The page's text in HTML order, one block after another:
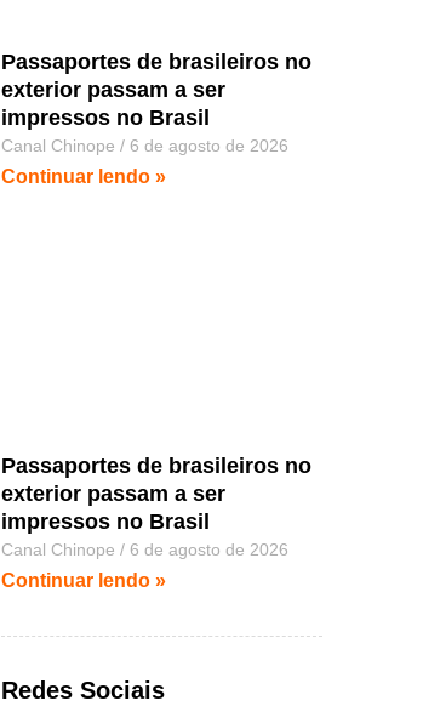
Passaportes de brasileiros no
exterior passam a ser
impressos no Brasil
Canal Chinope 6 de agosto de 2026
Continuar lendo »
Passaportes de brasileiros no
exterior passam a ser
impressos no Brasil
Canal Chinope 6 de agosto de 2026
Continuar lendo »
Redes Sociais